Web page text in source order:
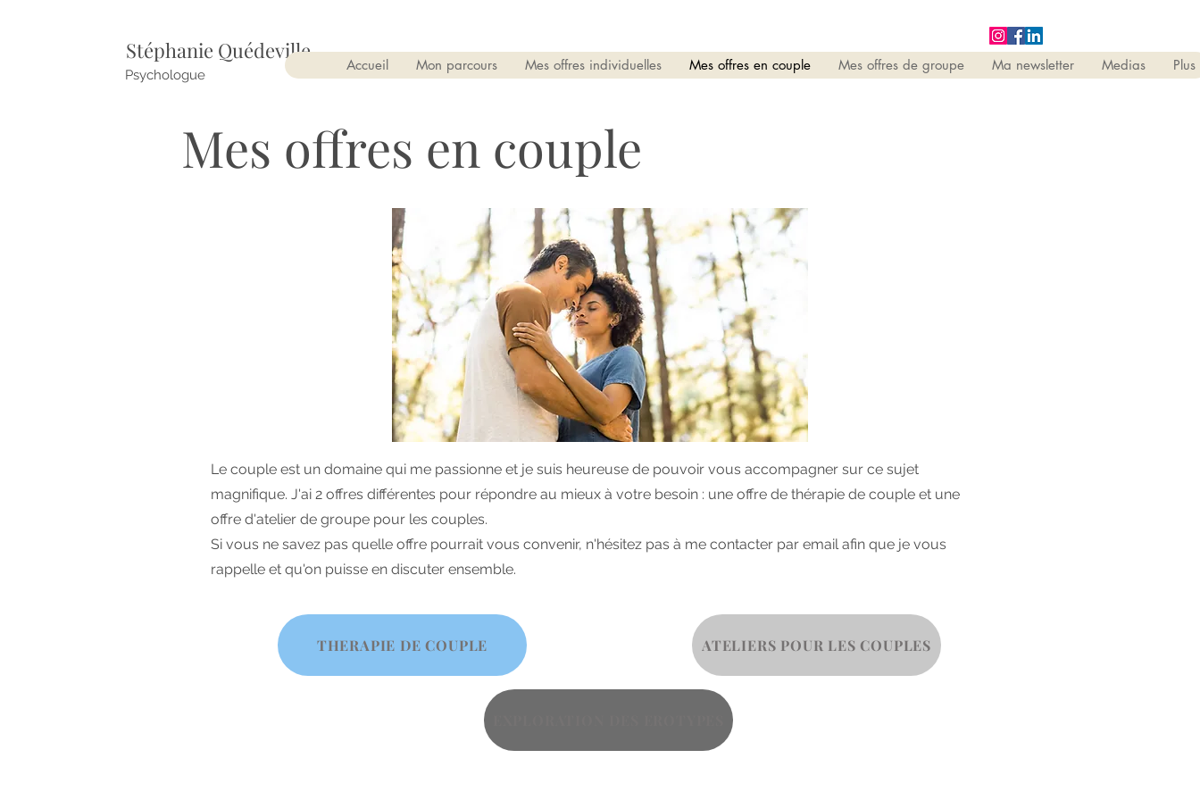
Stéphanie Quédeville
Psychologue
Accueil Mon parcours Mes offres individuelles Mes offres en couple Mes offres de groupe Ma newsletter Medias Plus
Mes offres en couple
Le couple est un dom​aine qui me passionne et je suis heureuse de pouvoir vous accompagner sur ce sujet
magnifique. J'ai 2 offres différentes pour répondre au mieux à votre besoin : une offre de thérapie de couple et une
offre d'atelier de groupe pour les couples.
Si vous ne savez pas quelle offre pourrait vous convenir, n'hésitez pas à me contacter par email afin que je vous
rappelle et qu'on puisse en discuter ensemble.
THERAPIE DE COUPLE ATELIERS POUR LES COUPLES